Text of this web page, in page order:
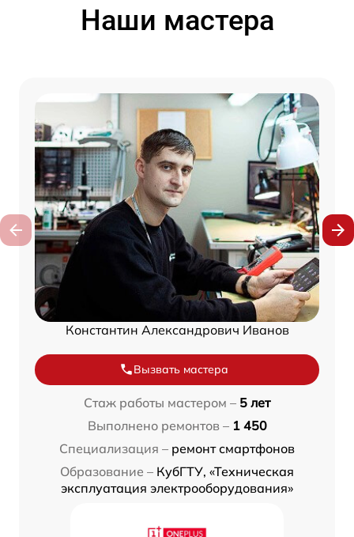
Наши мастера
Константин Александрович Иванов
Вызвать мастера
Стаж работы мастером – 5 лет
Выполнено ремонтов – 1 450
Специализация – ремонт смартфонов
Образование – КубГТУ, «Техническая
эксплуатация электрооборудования»